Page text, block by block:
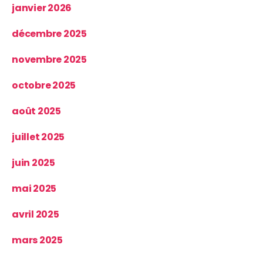
janvier 2026
décembre 2025
novembre 2025
octobre 2025
août 2025
juillet 2025
juin 2025
mai 2025
avril 2025
mars 2025